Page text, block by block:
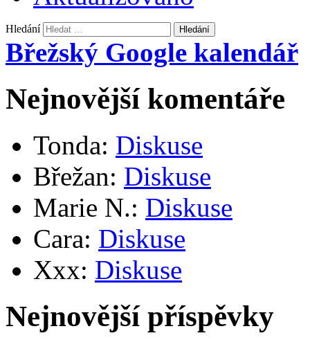
Hledání
Břežský Google kalendář
Nejnovější komentáře
Tonda: Diskuse
Břežan: Diskuse
Marie N.: Diskuse
Cara: Diskuse
Xxx: Diskuse
Nejnovější příspěvky